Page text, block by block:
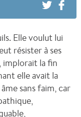
Elle voulut lui
résister à ses
la fin
elle avait la
sans faim, car